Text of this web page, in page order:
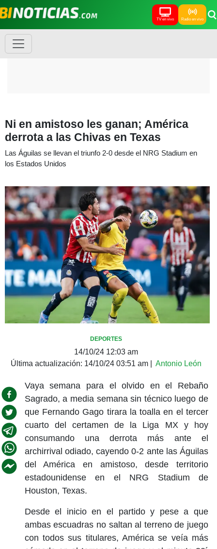
TV en vivo Radio en vivo
Ni en amistoso les ganan; América
derrota a las Chivas en Texas
Las Águilas se llevan el triunfo 2-0 desde el NRG Stadium en
los Estados Unidos
DEPORTES
14/10/24 12:03 am
Última actualización: 14/10/24 03:51 am Antonio León
Vaya semana para el olvido en el Rebaño
Sagrado, a media semana sin técnico luego de
que Fernando Gago tirara la toalla en el tercer
cuarto del certamen de la Liga MX y hoy
consumando una derrota más ante el
archirrival odiado, cayendo 0-2 ante las Águilas
del América en amistoso, desde territorio
estadounidense en el NRG Stadium de
Houston, Texas.
Desde el inicio en el partido y pese a que
ambas escuadras no saltan al terreno de juego
con todos sus titulares, América se veía más